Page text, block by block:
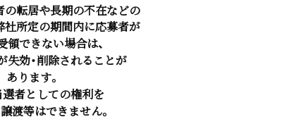
の転居や長期の不在などの
社所定の期間内に応募者が
領できない場合は、
失効・削除されることが
あります。
選者としての権利を
渡等はできません。